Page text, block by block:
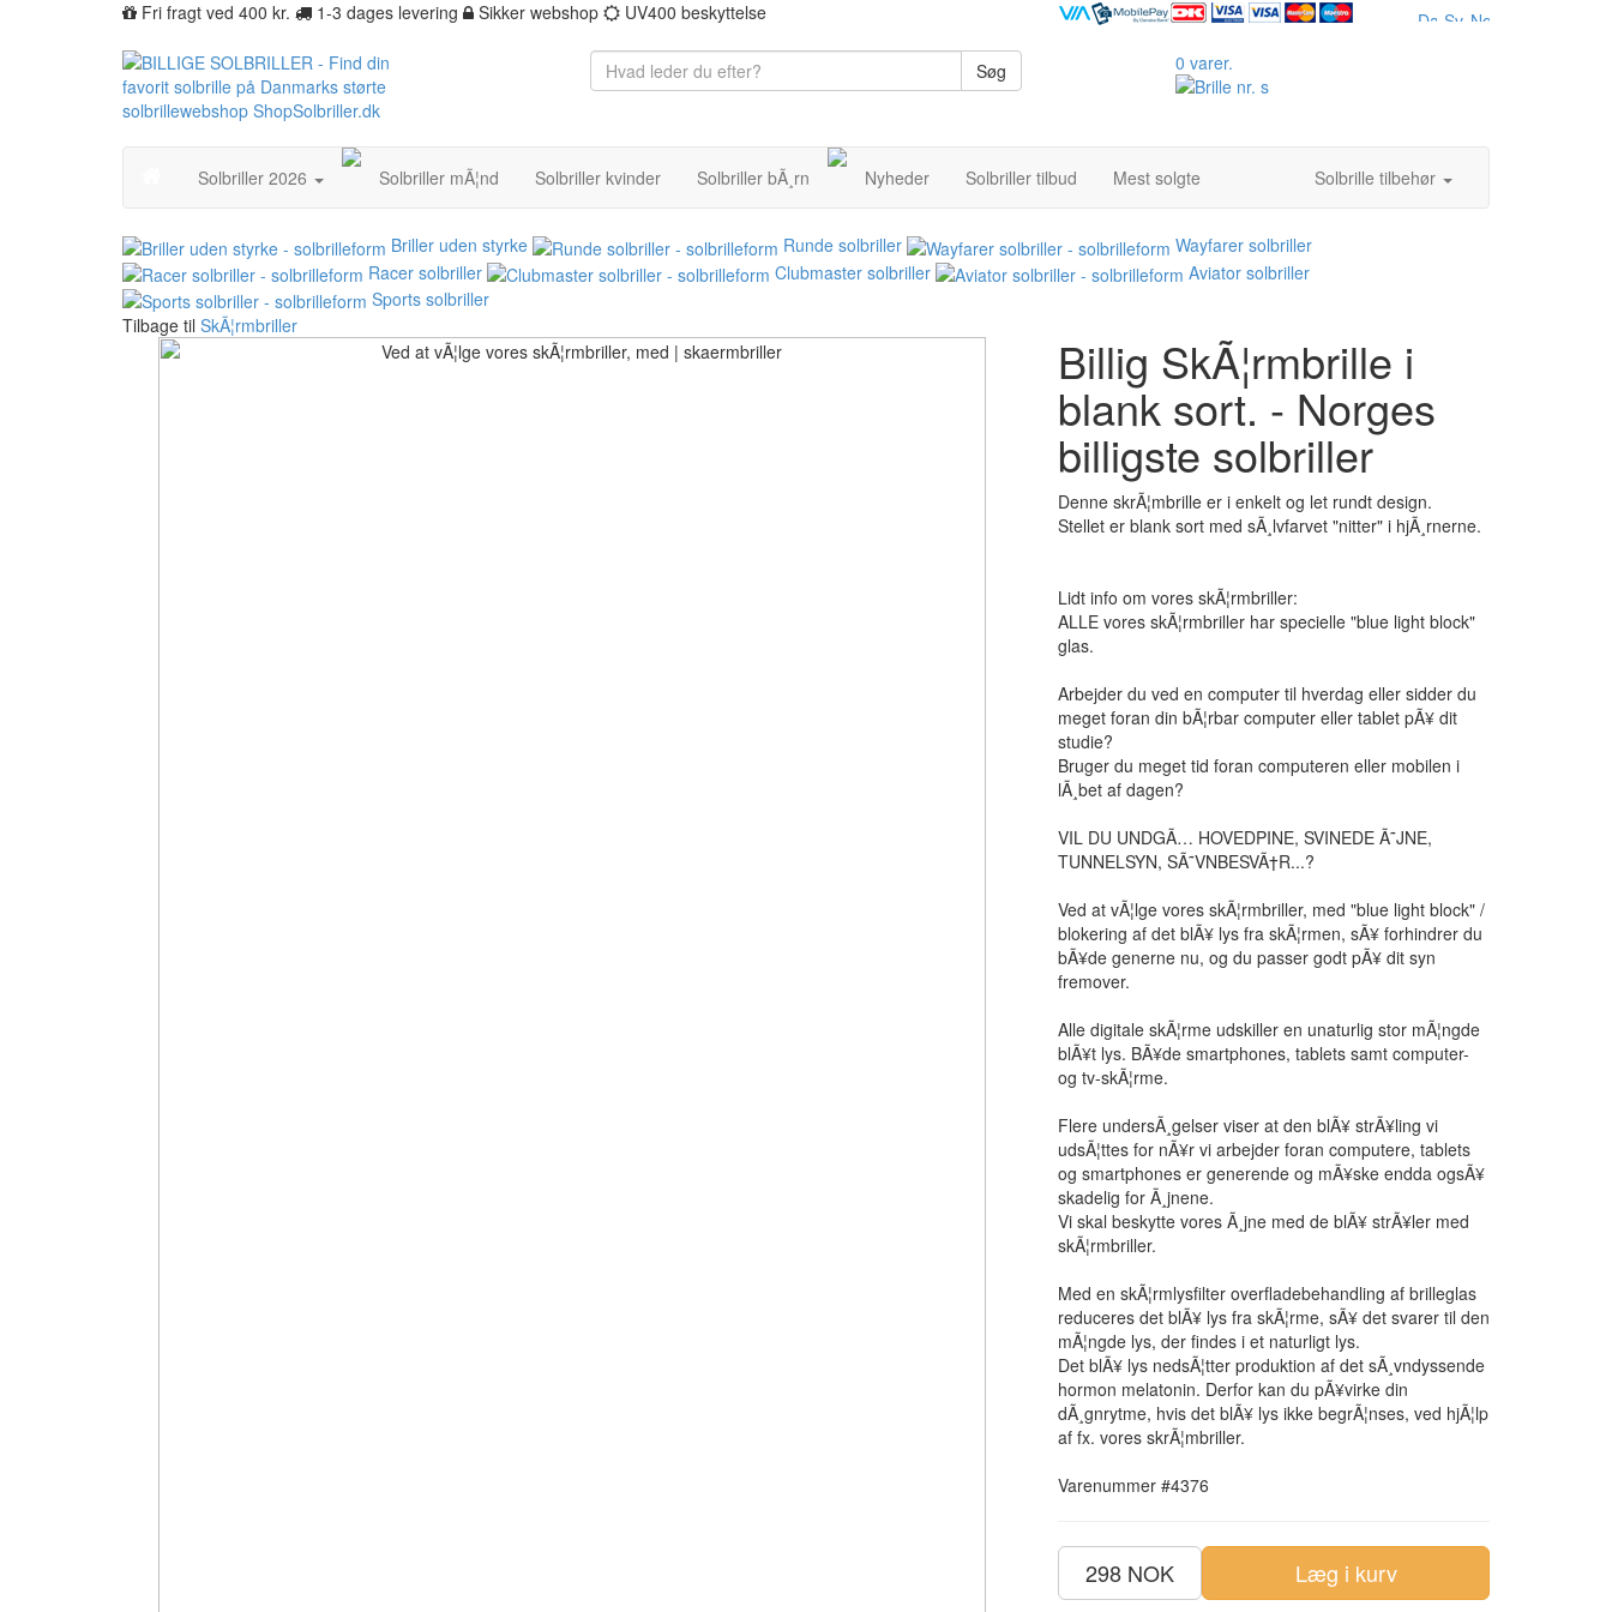
Fri fragt ved 400 kr. 1-3 dages levering Sikker webshop UV400 beskyttelse
Søg 0 varer.
Solbriller 2026 Solbriller mÃ¦nd Solbriller kvinder Solbriller bÃ¸rn Nyheder Solbriller tilbud Mest solgte Solbrille tilbehør
Briller uden styrke Runde solbriller
Wayfarer solbriller
Racer solbriller
Clubmaster solbriller
Aviator solbriller
Sports solbriller
Tilbage til SkÃ¦rmbriller
Billig SkÃ¦rmbrille i
blank sort. - Norges
billigste solbriller
Denne skrÃ¦mbrille er i enkelt og let rundt design.
Stellet er blank sort med sÃ¸lvfarvet "nitter" i hjÃ¸rnerne.
Lidt info om vores skÃ¦rmbriller:
ALLE vores skÃ¦rmbriller har specielle "blue light block"
glas.
Arbejder du ved en computer til hverdag eller sidder du
meget foran din bÃ¦rbar computer eller tablet pÃ¥ dit
studie?
Bruger du meget tid foran computeren eller mobilen i
lÃ¸bet af dagen?
VIL DU UNDGÃ… HOVEDPINE, SVINEDE Ã˜JNE,
TUNNELSYN, SÃ˜VNBESVÃ†R...?
Ved at vÃ¦lge vores skÃ¦rmbriller, med "blue light block" /
blokering af det blÃ¥ lys fra skÃ¦rmen, sÃ¥ forhindrer du
bÃ¥de generne nu, og du passer godt pÃ¥ dit syn
fremover.
Alle digitale skÃ¦rme udskiller en unaturlig stor mÃ¦ngde
blÃ¥t lys. BÃ¥de smartphones, tablets samt computer-
og tv-skÃ¦rme.
Flere undersÃ¸gelser viser at den blÃ¥ strÃ¥ling vi
udsÃ¦ttes for nÃ¥r vi arbejder foran computere, tablets
og smartphones er generende og mÃ¥ske endda ogsÃ¥
skadelig for Ã¸jnene.
Vi skal beskytte vores Ã¸jne med de blÃ¥ strÃ¥ler med
skÃ¦rmbriller.
Med en skÃ¦rmlysfilter overfladebehandling af brilleglas
reduceres det blÃ¥ lys fra skÃ¦rme, sÃ¥ det svarer til den
mÃ¦ngde lys, der findes i et naturligt lys.
Det blÃ¥ lys nedsÃ¦tter produktion af det sÃ¸vndyssende
hormon melatonin. Derfor kan du pÃ¥virke din
dÃ¸gnrytme, hvis det blÃ¥ lys ikke begrÃ¦nses, ved hjÃ¦lp
af fx. vores skrÃ¦mbriller.
Varenummer #4376
298 NOK Læg i kurv